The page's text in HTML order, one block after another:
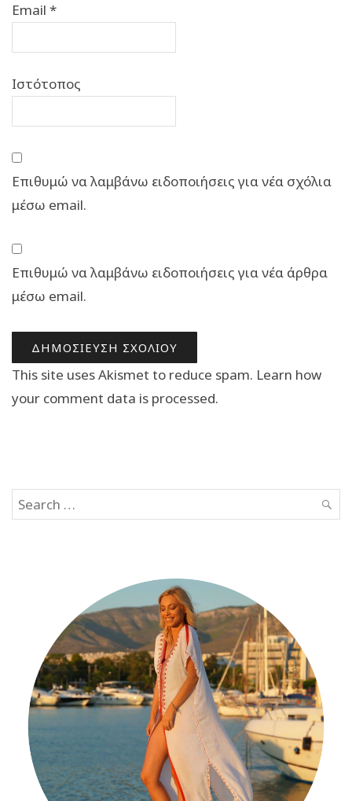
Email *
Ιστότοπος
Επιθυμώ να λαμβάνω ειδοποιήσεις για νέα σχόλια
μέσω email.
Επιθυμώ να λαμβάνω ειδοποιήσεις για νέα άρθρα
μέσω email.
This site uses Akismet to reduce spam. Learn how
your comment data is processed.
Search
for: